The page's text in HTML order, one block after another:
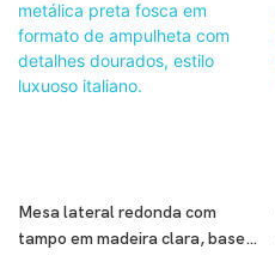
Mesa lateral redonda com
tampo em madeira clara, base